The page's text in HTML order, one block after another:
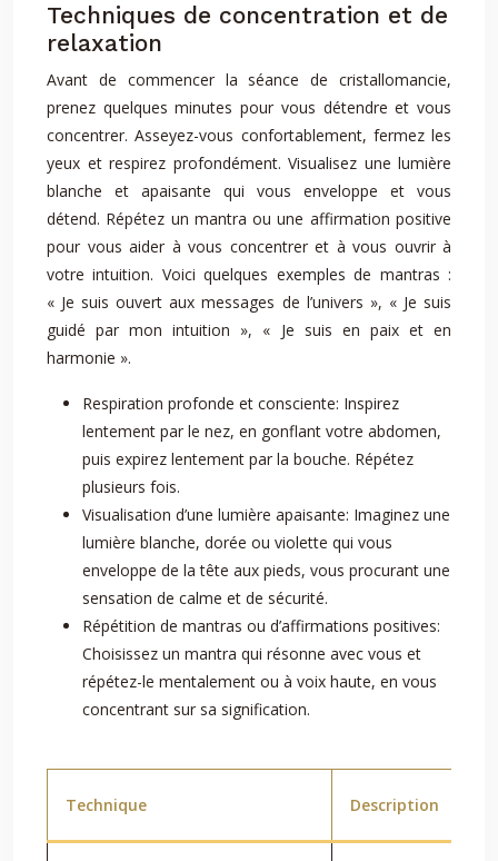
Techniques de concentration et de
relaxation
Avant de commencer la séance de cristallomancie,
prenez quelques minutes pour vous détendre et vous
concentrer. Asseyez-vous confortablement, fermez les
yeux et respirez profondément. Visualisez une lumière
blanche et apaisante qui vous enveloppe et vous
détend. Répétez un mantra ou une affirmation positive
pour vous aider à vous concentrer et à vous ouvrir à
votre intuition. Voici quelques exemples de mantras :
« Je suis ouvert aux messages de l’univers », « Je suis
guidé par mon intuition », « Je suis en paix et en
harmonie ».
Respiration profonde et consciente: Inspirez
lentement par le nez, en gonflant votre abdomen,
puis expirez lentement par la bouche. Répétez
plusieurs fois.
Visualisation d’une lumière apaisante: Imaginez une
lumière blanche, dorée ou violette qui vous
enveloppe de la tête aux pieds, vous procurant une
sensation de calme et de sécurité.
Répétition de mantras ou d’affirmations positives:
Choisissez un mantra qui résonne avec vous et
répétez-le mentalement ou à voix haute, en vous
concentrant sur sa signification.
Technique Description